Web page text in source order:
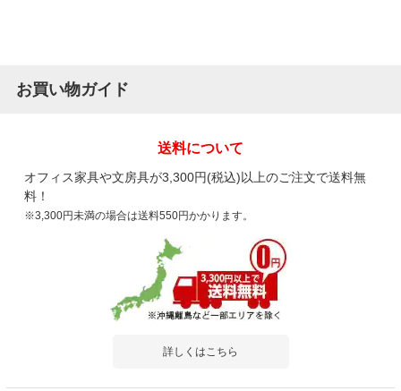
お買い物ガイド
送料について
オフィス家具や文房具が3,300円(税込)以上のご注文で送料無
料！
※3,300円未満の場合は送料550円かかります。
詳しくはこちら